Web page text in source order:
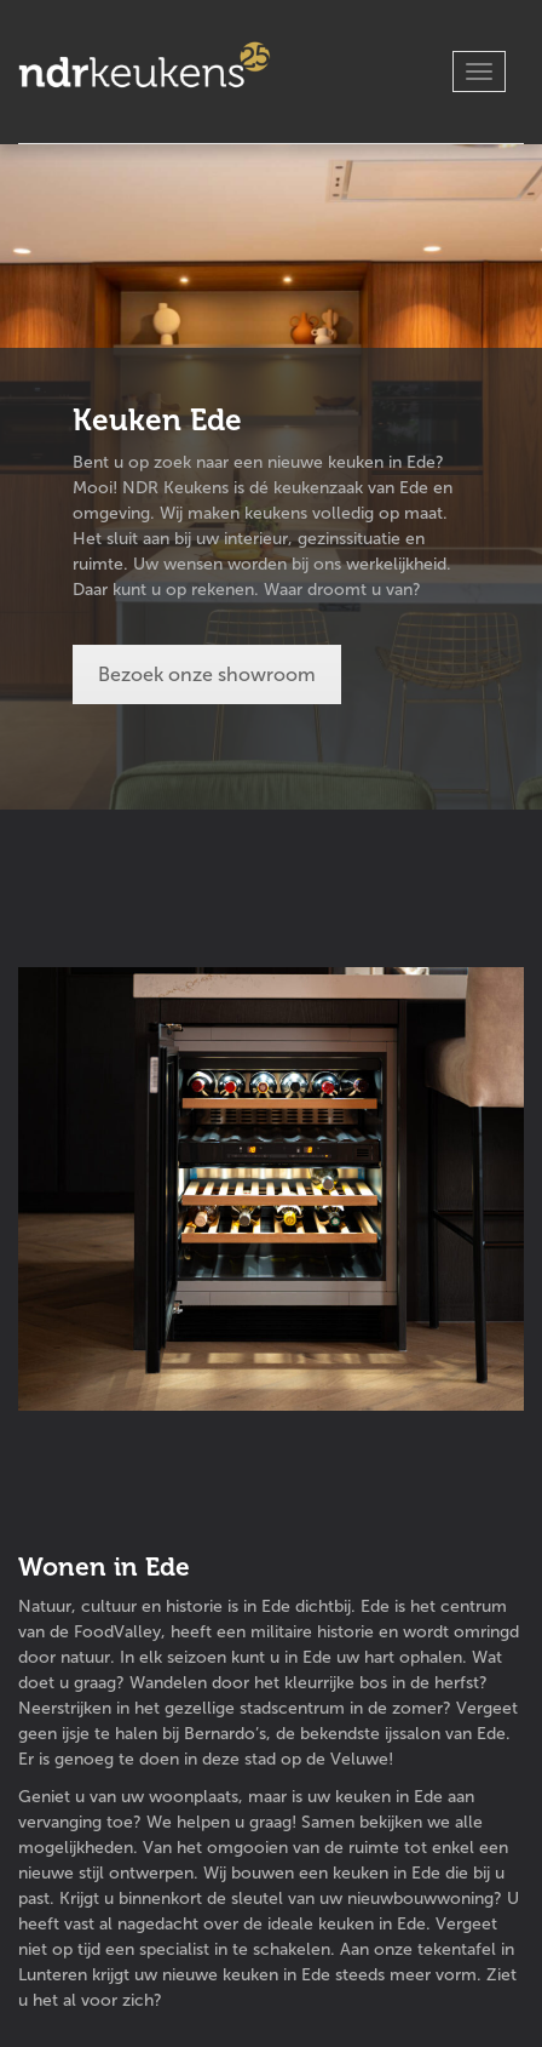
a
t
t
Keuken Ede
Bent u op zoek naar een nieuwe keuken in Ede?
Mooi! NDR Keukens is dé keukenzaak van Ede en
omgeving. Wij maken keukens volledig op maat.
Het sluit aan bij uw interieur, gezinssituatie en
ruimte. Uw wensen worden bij ons werkelijkheid.
Daar kunt u op rekenen. Waar droomt u van?
Bezoek onze showroom
Wonen in Ede
Natuur, cultuur en historie is in Ede dichtbij. Ede is het centrum
van de FoodValley, heeft een militaire historie en wordt omringd
door natuur. In elk seizoen kunt u in Ede uw hart ophalen. Wat
doet u graag? Wandelen door het kleurrijke bos in de herfst?
Neerstrijken in het gezellige stadscentrum in de zomer? Vergeet
geen ijsje te halen bij Bernardo’s, de bekendste ijssalon van Ede.
Er is genoeg te doen in deze stad op de Veluwe!
Geniet u van uw woonplaats, maar is uw keuken in Ede aan
vervanging toe? We helpen u graag! Samen bekijken we alle
mogelijkheden. Van het omgooien van de ruimte tot enkel een
nieuwe stijl ontwerpen. Wij bouwen een keuken in Ede die bij u
past. Krijgt u binnenkort de sleutel van uw nieuwbouwwoning? U
heeft vast al nagedacht over de ideale keuken in Ede. Vergeet
niet op tijd een specialist in te schakelen. Aan onze tekentafel in
Lunteren krijgt uw nieuwe keuken in Ede steeds meer vorm. Ziet
u het al voor zich?